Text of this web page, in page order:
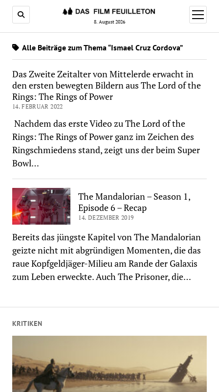
8. August 2026
Menü
öffnen
KRITIKEN
Alle Beiträge zum Thema “Ismael Cruz Cordova”
Das Zweite Zeitalter von Mittelerde erwacht in
den ersten bewegten Bildern aus The Lord of the
Rings: The Rings of Power
14. FEBRUAR 2022
Nachdem das erste Video zu The Lord of the
Rings: The Rings of Power ganz im Zeichen des
Ringschmiedens stand, zeigt uns der beim Super
Bowl…
The Mandalorian – Season 1,
Episode 6 – Recap
14. DEZEMBER 2019
Bereits das jüngste Kapitel von The Mandalorian
geizte nicht mit abgründigen Momenten, die das
raue Kopfgeldjäger-Milieu am Rande der Galaxis
zum Leben erweckte. Auch The Prisoner, die…